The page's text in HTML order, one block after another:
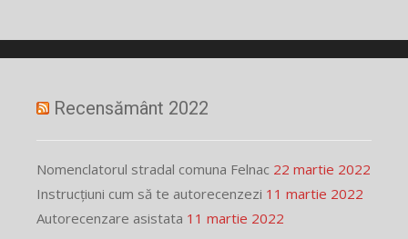
Recensământ 2022
Nomenclatorul stradal comuna Felnac 22 martie 2022
Instrucțiuni cum să te autorecenzezi 11 martie 2022
Autorecenzare asistata 11 martie 2022